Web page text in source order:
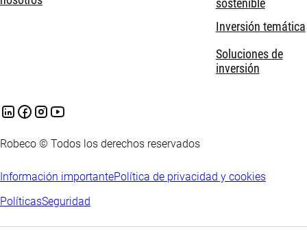
sostenible
Inversión temática
Soluciones de
inversión
Robeco © Todos los derechos reservados
Información importantePolítica de privacidad y cookies
PolíticasSeguridad